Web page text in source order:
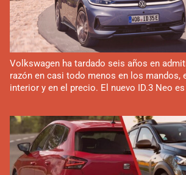
Volkswagen ha tardado seis años en
razón en casi todo menos en los mandos,
interior y en el precio. El nuevo ID.3 Neo